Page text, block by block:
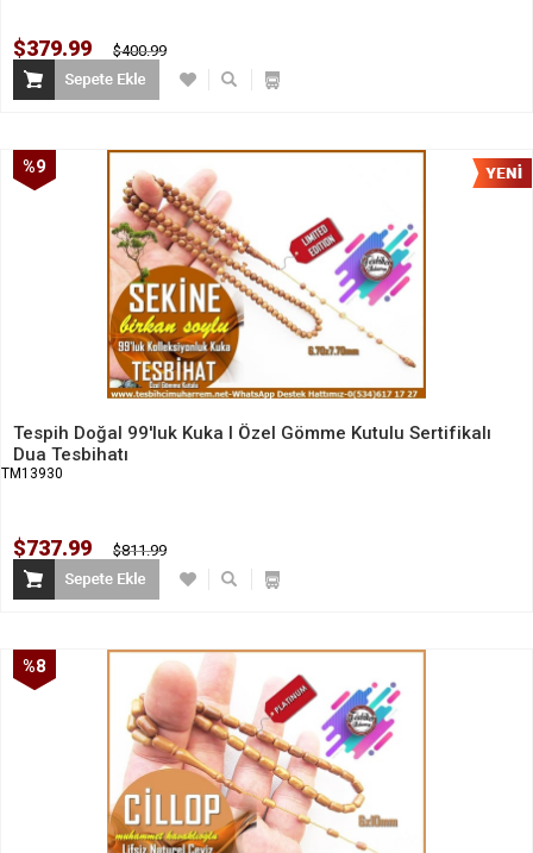
$379.99 $400.99
Tespih Doğal 99'luk Kuka I Özel Gömme Kutulu Sertifikalı
Dua Tesbihatı
TM13930
$737.99 $811.99
%9
%8